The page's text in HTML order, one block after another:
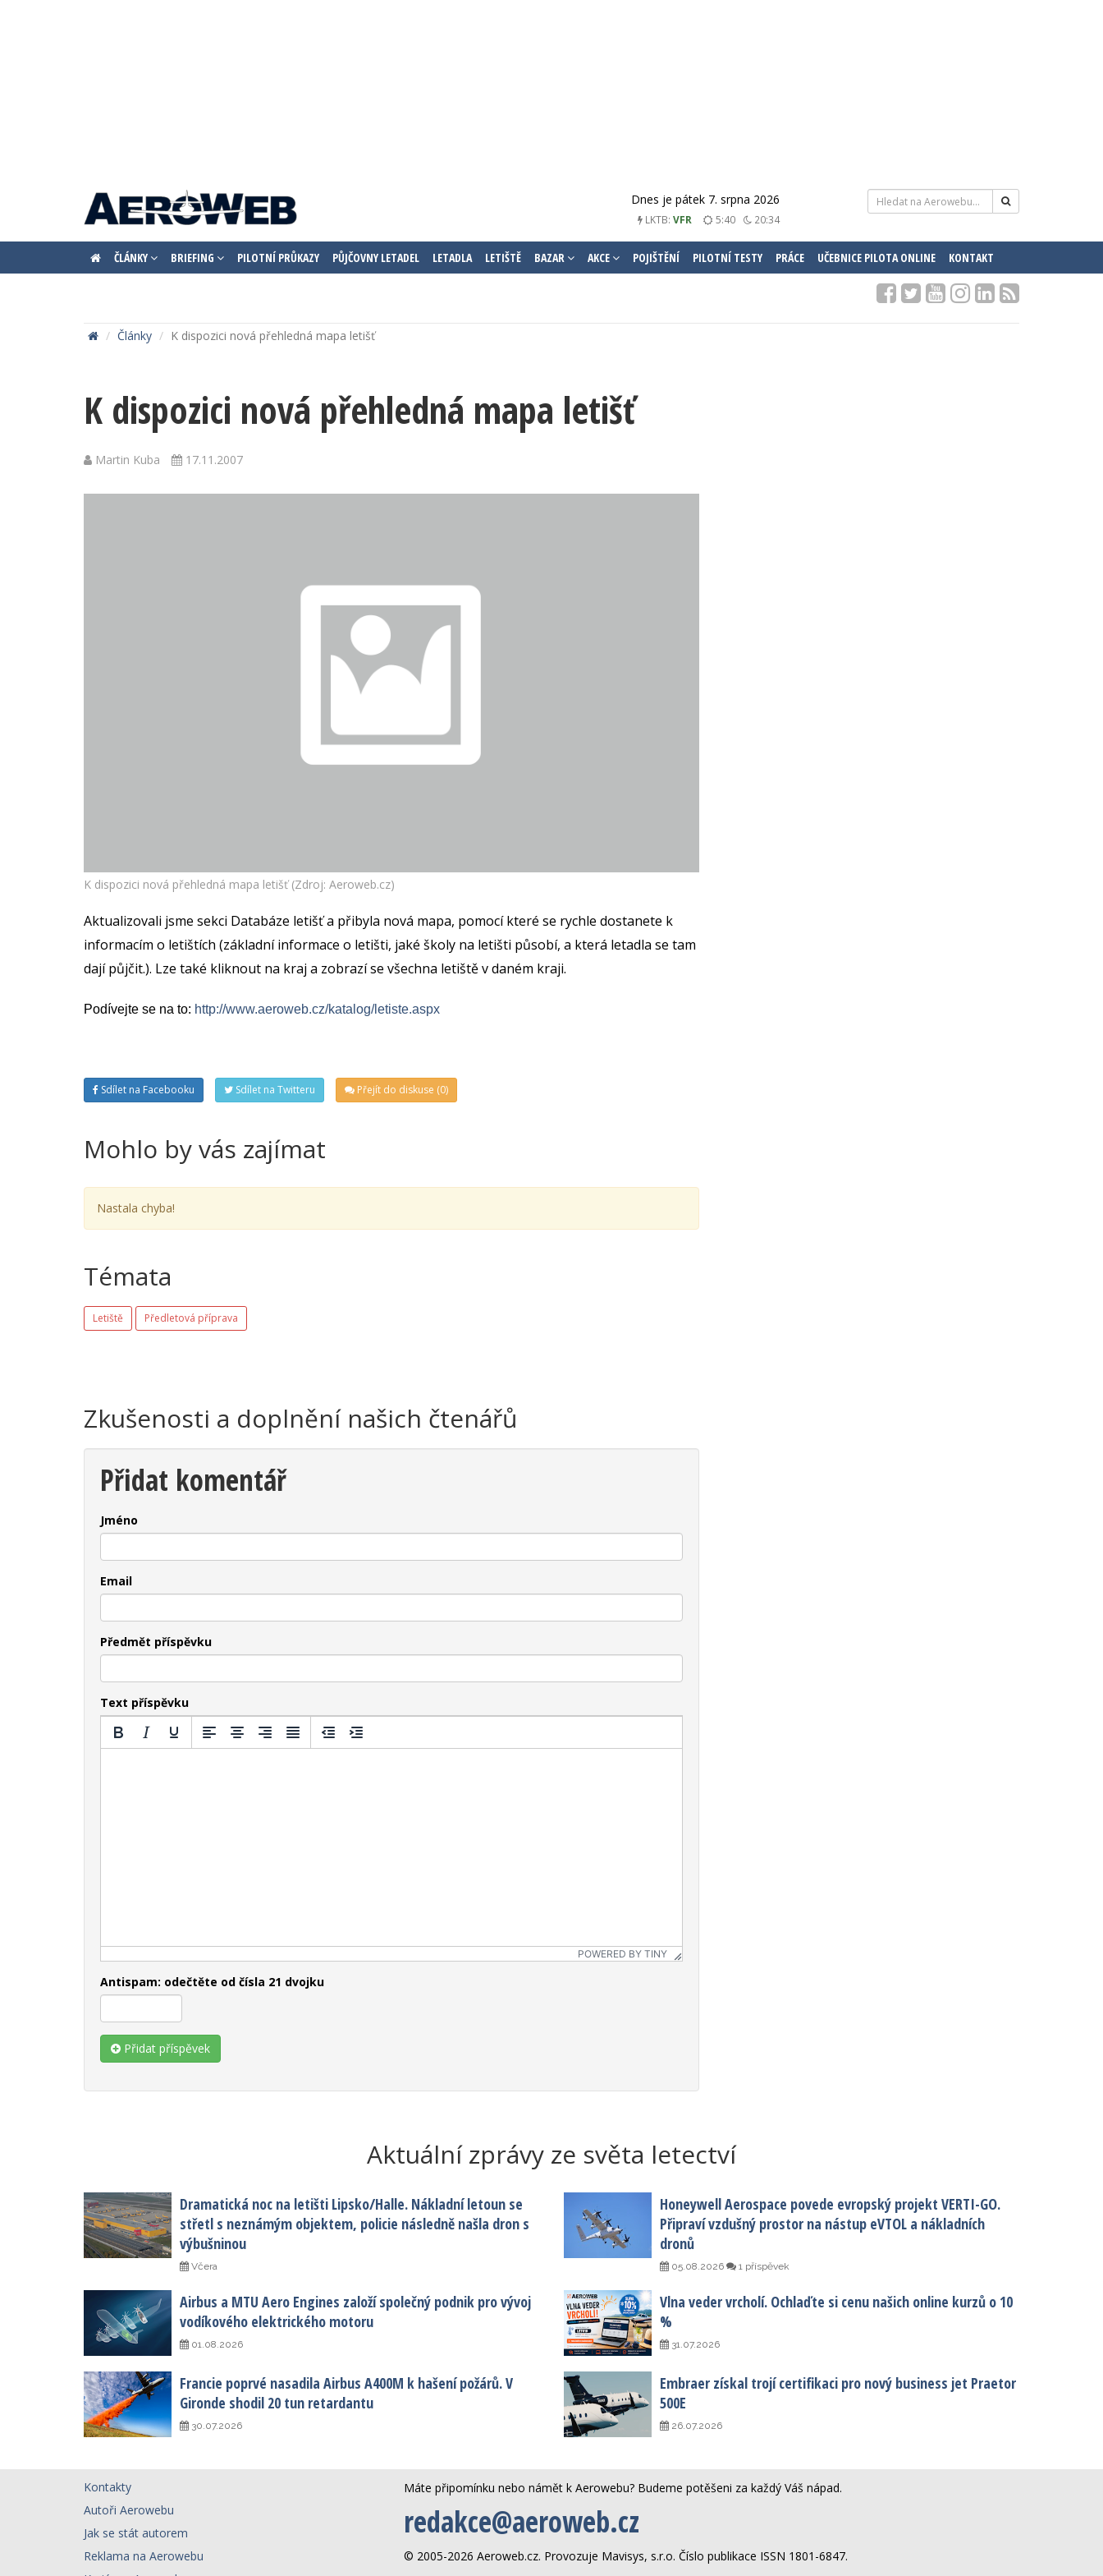
Dnes je pátek 7. srpna 2026
LKTB: VFR 5:40 20:34
ČLÁNKY BRIEFING PILOTNÍ PRŮKAZY PŮJČOVNY LETADEL LETADLA LETIŠTĚ BAZAR AKCE POJIŠTĚNÍ PILOTNÍ TESTY PRÁCE UČEBNICE PILOTA ONLINE KONTAKT
Články K dispozici nová přehledná mapa letišť
K dispozici nová přehledná mapa letišť
Martin Kuba 17.11.2007
K dispozici nová přehledná mapa letišť (Zdroj: Aeroweb.cz)
Aktualizovali jsme sekci Databáze letišť a přibyla nová mapa, pomocí které se rychle dostanete k
informacím o letištích (základní informace o letišti, jaké školy na letišti působí, a která letadla se tam
dají půjčit.). Lze také kliknout na kraj a zobrazí se všechna letiště v daném kraji.
Podívejte se na to: http://www.aeroweb.cz/katalog/letiste.aspx
Sdílet na Facebooku Sdílet na Twitteru Přejít do diskuse (0)
Mohlo by vás zajímat
Nastala chyba!
Témata
Letiště Předletová příprava
Zkušenosti a doplnění našich čtenářů
Přidat komentář
Jméno
Email
Předmět příspěvku
Text příspěvku
POWERED BY TINY
Antispam: odečtěte od čísla 21 dvojku
Přidat příspěvek
Aktuální zprávy ze světa letectví
Dramatická noc na letišti Lipsko/Halle. Nákladní letoun se
střetl s neznámým objektem, policie následně našla dron s
výbušninou
Včera
Honeywell Aerospace povede evropský projekt VERTI-GO.
Připraví vzdušný prostor na nástup eVTOL a nákladních
dronů
05.08.2026 1 příspěvek
Airbus a MTU Aero Engines založí společný podnik pro vývoj
vodíkového elektrického motoru
01.08.2026
Vlna veder vrcholí. Ochlaďte si cenu našich online kurzů o 10
%
31.07.2026
Francie poprvé nasadila Airbus A400M k hašení požárů. V
Gironde shodil 20 tun retardantu
30.07.2026
Embraer získal trojí certifikaci pro nový business jet Praetor
500E
26.07.2026
Kontakty
Autoři Aerowebu
Jak se stát autorem
Reklama na Aerowebu
Máte připomínku nebo námět k Aerowebu? Budeme potěšeni za každý Váš nápad.
redakce@aeroweb.cz
© 2005-2026 Aeroweb.cz. Provozuje Mavisys, s.r.o. Číslo publikace ISSN 1801-6847.